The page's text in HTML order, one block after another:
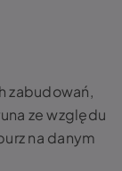
zabudowań,
ze względu
na danym